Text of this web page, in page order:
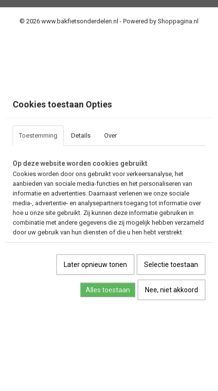
© 2026 www.bakfietsonderdelen.nl - Powered by Shoppagina.nl
Cookies toestaan Opties
Toestemming Details Over
Op deze website worden cookies gebruikt
Cookies worden door ons gebruikt voor verkeersanalyse, het
aanbieden van sociale media-functies en het personaliseren van
informatie en advertenties. Daarnaast verlenen we onze sociale
media-, advertentie- en analysepartners toegang tot informatie over
hoe u onze site gebruikt. Zij kunnen deze informatie gebruiken in
combinatie met andere gegevens die zij mogelijk hebben verzameld
door uw gebruik van hun diensten of die u hen hebt verstrekt.
Later opnieuw tonen Selectie toestaan
Alles toestaan Nee, niet akkoord